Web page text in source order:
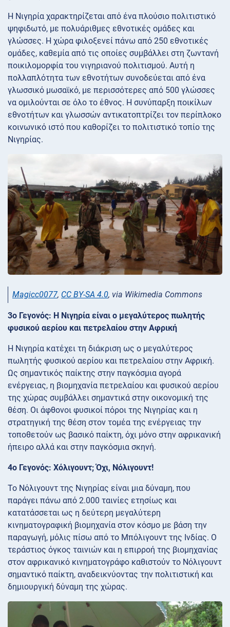
Η Νιγηρία χαρακτηρίζεται από ένα πλούσιο πολιτιστικό
ψηφιδωτό, με πολυάριθμες εθνοτικές ομάδες και
γλώσσες. Η χώρα φιλοξενεί πάνω από 250 εθνοτικές
ομάδες, καθεμία από τις οποίες συμβάλλει στη ζωντανή
ποικιλομορφία του νιγηριανού πολιτισμού. Αυτή η
πολλαπλότητα των εθνοτήτων συνοδεύεται από ένα
γλωσσικό μωσαϊκό, με περισσότερες από 500 γλώσσες
να ομιλούνται σε όλο το έθνος. Η συνύπαρξη ποικίλων
εθνοτήτων και γλωσσών αντικατοπτρίζει τον περίπλοκο
κοινωνικό ιστό που καθορίζει το πολιτιστικό τοπίο της
Νιγηρίας.
Magicc0077, CC BY-SA 4.0, via Wikimedia Commons
3ο Γεγονός: Η Νιγηρία είναι ο μεγαλύτερος πωλητής
φυσικού αερίου και πετρελαίου στην Αφρική
Η Νιγηρία κατέχει τη διάκριση ως ο μεγαλύτερος
πωλητής φυσικού αερίου και πετρελαίου στην Αφρική.
Ως σημαντικός παίκτης στην παγκόσμια αγορά
ενέργειας, η βιομηχανία πετρελαίου και φυσικού αερίου
της χώρας συμβάλλει σημαντικά στην οικονομική της
θέση. Οι άφθονοι φυσικοί πόροι της Νιγηρίας και η
στρατηγική της θέση στον τομέα της ενέργειας την
τοποθετούν ως βασικό παίκτη, όχι μόνο στην αφρικανική
ήπειρο αλλά και στην παγκόσμια σκηνή.
4ο Γεγονός: Χόλιγουντ; Όχι, Νόλιγουντ!
Το Νόλιγουντ της Νιγηρίας είναι μια δύναμη, που
παράγει πάνω από 2.000 ταινίες ετησίως και
κατατάσσεται ως η δεύτερη μεγαλύτερη
κινηματογραφική βιομηχανία στον κόσμο με βάση την
παραγωγή, μόλις πίσω από το Μπόλιγουντ της Ινδίας. Ο
τεράστιος όγκος ταινιών και η επιρροή της βιομηχανίας
στον αφρικανικό κινηματογράφο καθιστούν το Νόλιγουντ
σημαντικό παίκτη, αναδεικνύοντας την πολιτιστική και
δημιουργική δύναμη της χώρας.